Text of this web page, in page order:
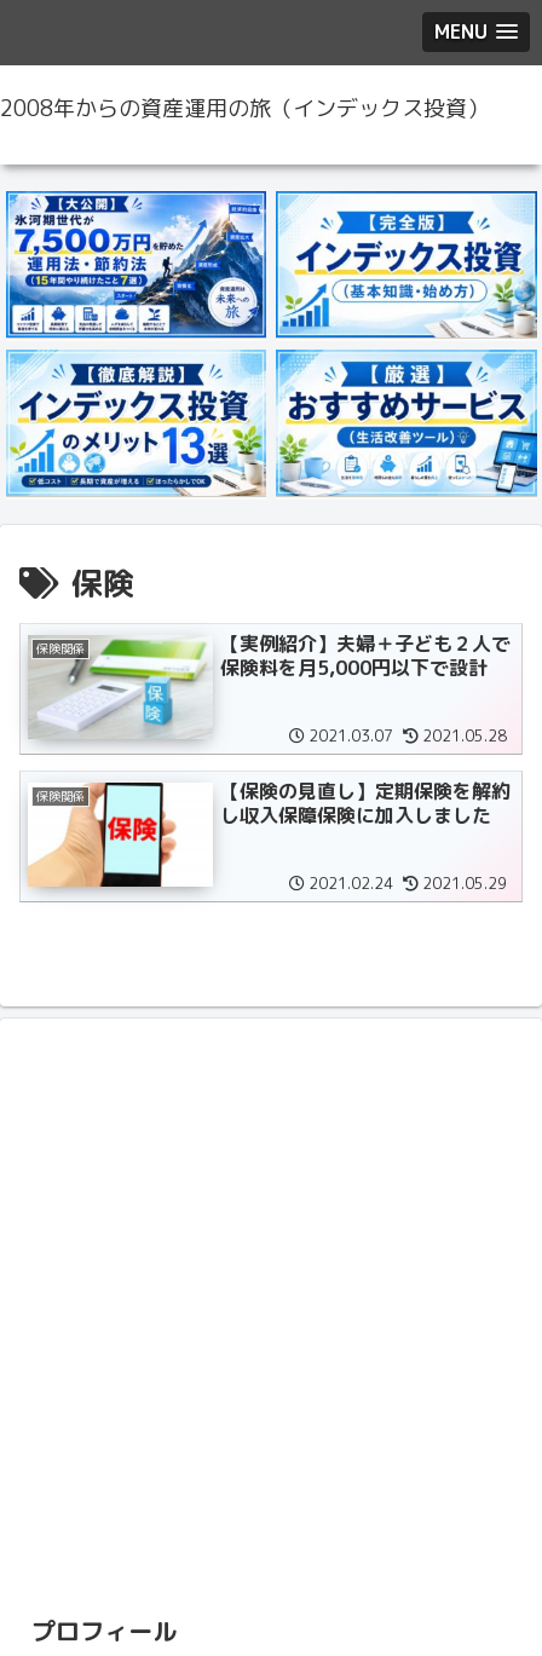
MENU
2008年からの資産運用の旅（インデックス投資）
保険
保険関係
【実例紹介】夫婦＋子ども２人で
保険料を月5,000円以下で設計
2021.03.07 2021.05.28
保険関係
【保険の見直し】定期保険を解約
し収入保障保険に加入しました
2021.02.24 2021.05.29
プロフィール